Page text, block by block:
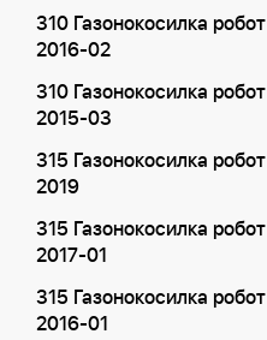
310 Газонокосилка робот
2016-02
310 Газонокосилка робот
2015-03
315 Газонокосилка робот
2019
315 Газонокосилка робот
2017-01
315 Газонокосилка робот
2016-01